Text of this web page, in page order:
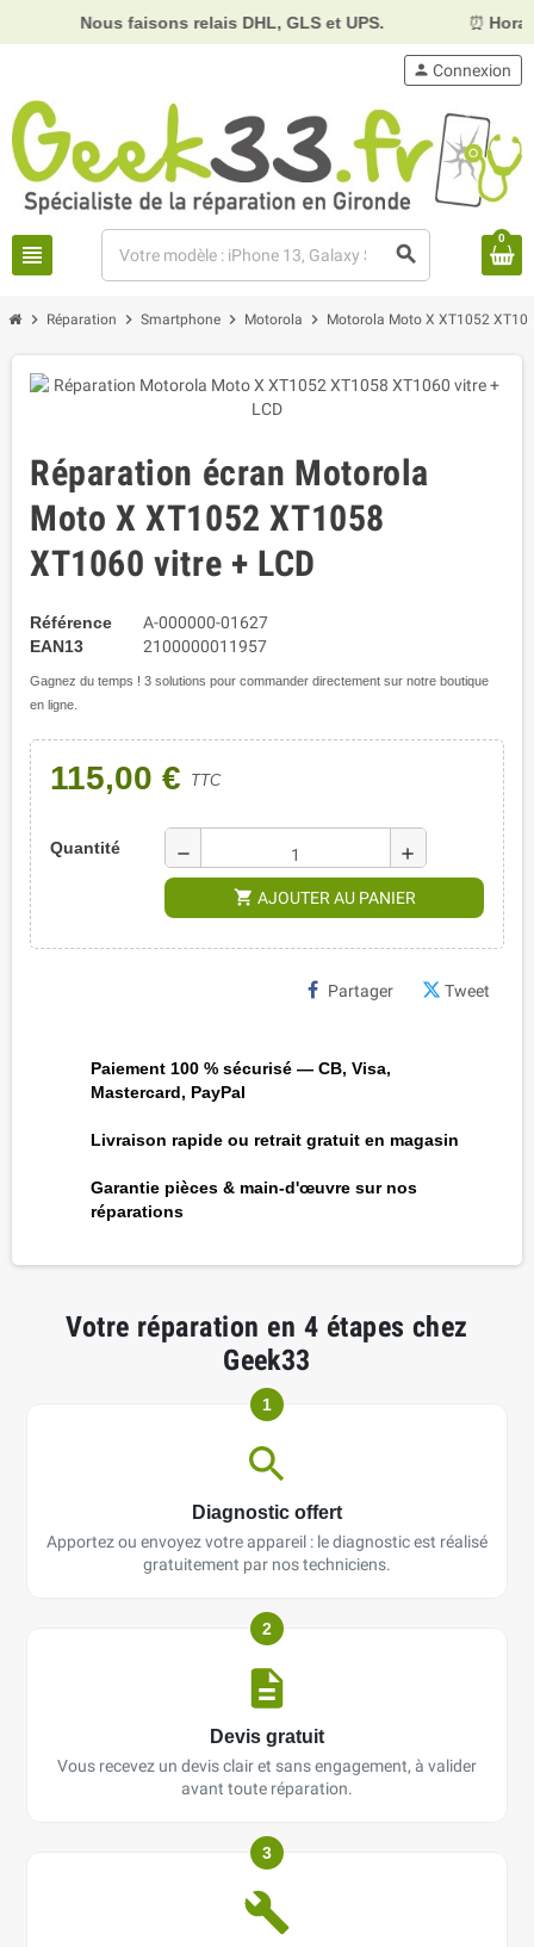
Nous faisons relais DHL, GLS et UPS. Horaires :
view_headline search
person Connexion
0
chevron_right Réparation chevron_right Smartphone chevron_right Motorola chevron_right Motorola Moto X XT1052
Réparation écran Motorola
Moto X XT1052 XT1058
XT1060 vitre + LCD
Référence
A-000000-01627
EAN13
2100000011957
Gagnez du temps ! 3 solutions pour commander directement sur notre boutique
en ligne.
115,00 € TTC
Quantité remove add
shopping_cart AJOUTER AU PANIER
Partager Tweet
Paiement 100 % sécurisé — CB, Visa,
Mastercard, PayPal
Livraison rapide ou retrait gratuit en magasin
Garantie pièces & main-d'œuvre sur nos
réparations
Votre réparation en 4 étapes chez
Geek33
1
Diagnostic offert
Apportez ou envoyez votre appareil : le diagnostic est réalisé
gratuitement par nos techniciens.
2
Devis gratuit
Vous recevez un devis clair et sans engagement, à valider
avant toute réparation.
3